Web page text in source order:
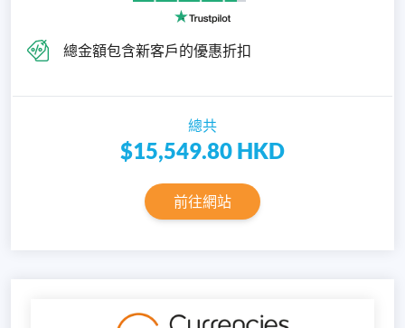
總金額包含新客戶的優惠折扣
總共
$15,549.80 HKD
前往網站